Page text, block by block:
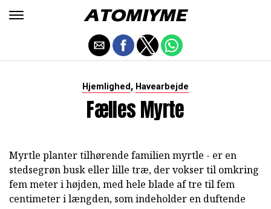
Hjemlighed, Havearbejde
Fælles Myrte
Myrtle planter tilhørende familien myrtle - er en
stedsegrøn busk eller lille træ, der vokser til omkring
fem meter i højden, med hele blade af tre til fem
centimeter i længden, som indeholder en duftende